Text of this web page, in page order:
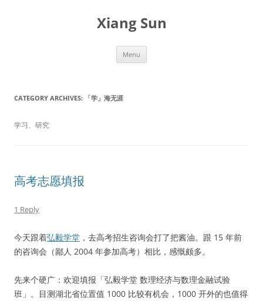
Xiang Sun
Menu
CATEGORY ARCHIVES: 「学」海无涯
学习、研究
高考志愿填报
1 Reply
今天跟着弘毅学堂 ，去高考招生咨询会打了把酱油。跟 15 年前
的咨询会（鄙人 2004 年参加高考）相比，感慨颇多。
先来个硬广：欢迎填报「弘毅学堂 数理经济与数理金融试验
班」。目测湖北省位置值 1000 比较有机会，1000 开外的也值得